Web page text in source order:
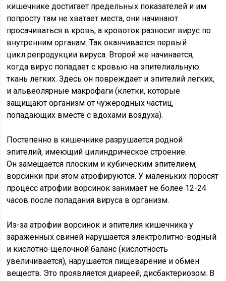
кишечнике достигает предельных показателей и им
попросту там не хватает места, они начинают
просачиваться в кровь, а кровоток разносит вирус по
внутренним органам. Так оканчивается первый
цикл репродукции вируса. Второй же начинается,
когда вирус попадает с кровью на эпителиальную
ткань легких. Здесь он повреждает и эпителий легких,
и альвеолярные макрофаги (клетки, которые
защищают организм от чужеродных частиц,
попадающих вместе с вдохами воздуха).
Постепенно в кишечнике разрушается родной
эпителий, имеющий цилиндрическое строение.
Он замещается плоским и кубическим эпителием,
ворсинки при этом атрофируются. У маленьких поросят
процесс атрофии ворсинок занимает не более 12-24
часов после попадания вируса в организм.
Из-за атрофии ворсинок и эпителия кишечника у
зараженных свиней нарушается электролитно-водный
и кислотно-щелочной баланс (кислотность
увеличивается), нарушается пищеварение и обмен
веществ. Это проявляется диареей, дисбактериозом. В